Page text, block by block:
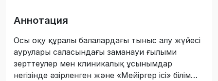
Аннотация
Осы оқу құралы балалардағы тыныс алу жүйесі
аурулары саласындағы заманауи ғылыми
зерттеулер мен клиникалық ұсынымдар
негізінде әзірленген және «Мейіргер ісі» білім